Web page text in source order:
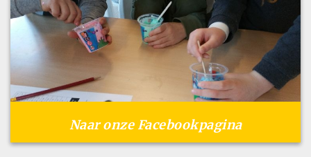
Naar onze Facebookpagina